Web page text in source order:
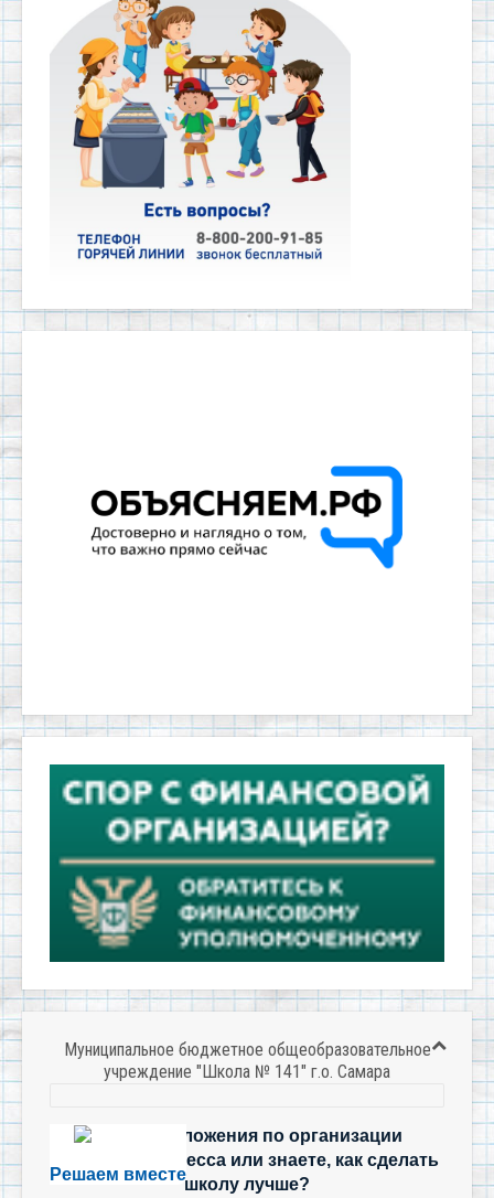
Муниципальное бюджетное общеобразовательное
учреждение "Школа № 141" г.о. Самара
Решаем вместе
Есть предложения по организации
учебного процесса или знаете, как сделать
школу лучше?